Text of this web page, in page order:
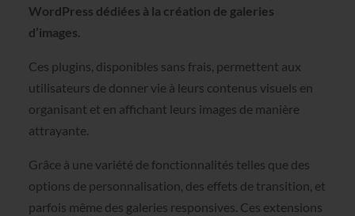
WordPress dédiées à la création de galeries
d’images.
Ces plugins, disponibles sans frais, permettent aux
utilisateurs de donner vie à leurs contenus visuels en
organisant et en affichant leurs images de manière
attrayante.
Grâce à une variété de fonctionnalités telles que des
options de personnalisation, des effets de transition, et
parfois même des galeries responsives. Ces extensions